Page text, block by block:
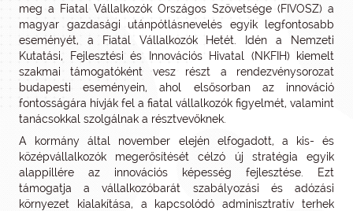
meg a Fiatal Vállalkozók Országos Szövetsége (FIVOSZ) a
magyar gazdasági utánpótlásnevelés egyik legfontosabb
eseményét, a Fiatal Vállalkozók Hetét. Idén a Nemzeti
Kutatási, Fejlesztési és Innovációs Hivatal (NKFIH) kiemelt
szakmai támogatóként vesz részt a rendezvénysorozat
budapesti eseményein, ahol elsősorban az innováció
fontosságára hívják fel a fiatal vállalkozók figyelmét, valamint
tanácsokkal szolgálnak a résztvevőknek.
A kormány által november elején elfogadott, a kis- és
középvállalkozók megerősítését célzó új stratégia egyik
alappillére az innovációs képesség fejlesztése. Ezt
támogatja a vállalkozóbarát szabályozási és adózási
környezet kialakítása, a kapcsolódó adminisztratív terhek